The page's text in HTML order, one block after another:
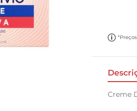
Creme